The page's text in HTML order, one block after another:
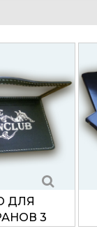
ДЛЯ
3